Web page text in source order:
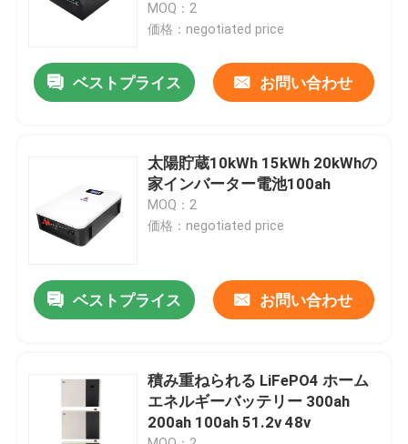
企業情報
品質管理
ニュース
すべての場合
リチウム イオンライフポ4電池
MOQ：2
価格：negotiated price
ベストプライス お問い合わせ
太陽貯蔵10kWh 15kWh 20kWhの
家インバーター電池100ah
MOQ：2
価格：negotiated price
ベストプライス お問い合わせ
積み重ねられる LiFePO4 ホーム
エネルギーバッテリー 300ah
200ah 100ah 51.2v 48v